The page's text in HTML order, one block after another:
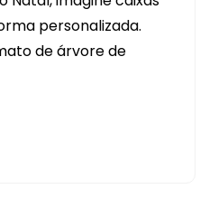
PARA
O
NATAL
personalizada.
de árvore de